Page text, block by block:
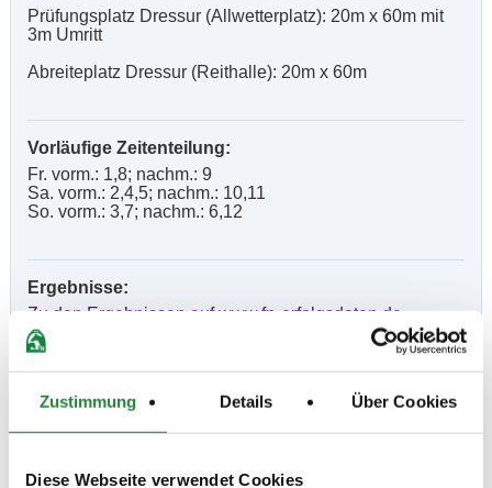
Zustimmung Details Über Cookies
Diese Webseite verwendet Cookies
Prüfungsplatz Dressur (Allwetterplatz): 20m x 60m mit
3m Umritt
Abreiteplatz Dressur (Reithalle): 20m x 60m
Vorläufige Zeitenteilung:
Fr. vorm.: 1,8; nachm.: 9
Sa. vorm.: 2,4,5; nachm.: 10,11
So. vorm.: 3,7; nachm.: 6,12
Ergebnisse:
Zu den Ergebnissen auf www.fn-erfolgsdaten.de
Prüfungen